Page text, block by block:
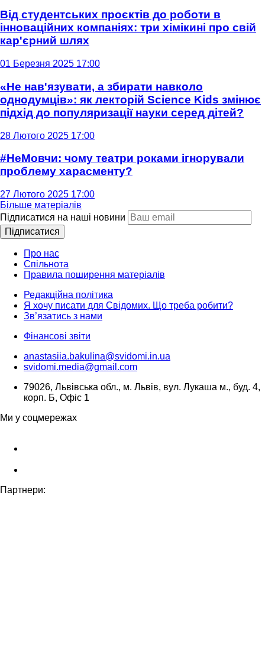
Від студентських проєктів до роботи в
інноваційних компаніях: три хімікині про свій
кар'єрний шлях
01 Березня 2025 17:00
«Не нав'язувати, а збирати навколо
однодумців»: як лекторій Science Kids змінює
підхід до популяризації науки серед дітей?
28 Лютого 2025 17:00
#НеМовчи: чому театри роками ігнорували
проблему харасменту?
27 Лютого 2025 17:00
Більше матеріалів
Підписатися на наші новини
Підписатися
Про нас
Спільнота
Правила поширення матеріалів
Редакційна політика
Я хочу писати для Свідомих. Що треба робити?
Зв’язатись з нами
Фінансові звіти
anastasiia.bakulina@svidomi.in.ua
svidomi.media@gmail.com
79026, Львівська обл., м. Львів, вул. Лукаша м., буд. 4,
корп. Б, Офіс 1
Ми у соцмережах
Партнери: